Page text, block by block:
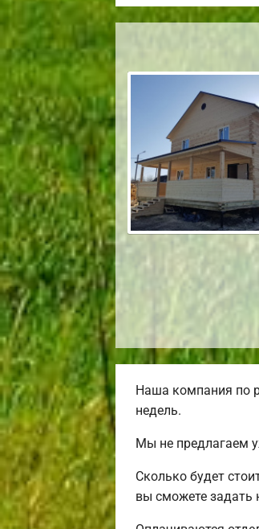
Наша компания по
недель.
Мы не предлагаем
Сколько будет
вы сможете задать